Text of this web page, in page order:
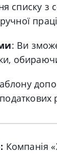
списку з
праці
: Ви
Компанія